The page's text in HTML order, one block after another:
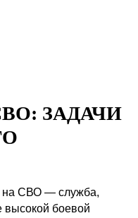
ЗАДАЧИ
на СВО — служба,
высокой боевой